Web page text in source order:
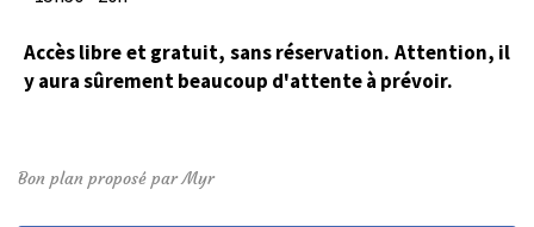
Accès libre et gratuit, sans réservation. Attention, il
y aura sûrement beaucoup d'attente à prévoir.
Bon plan proposé par Myr